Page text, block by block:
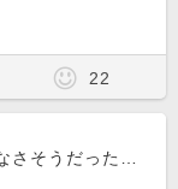
22
は早めに終了をしました